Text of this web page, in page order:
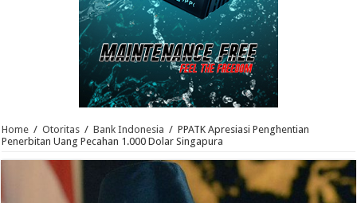
Home / Otoritas / Bank Indonesia / PPATK Apresiasi Penghentian
Penerbitan Uang Pecahan 1.000 Dolar Singapura